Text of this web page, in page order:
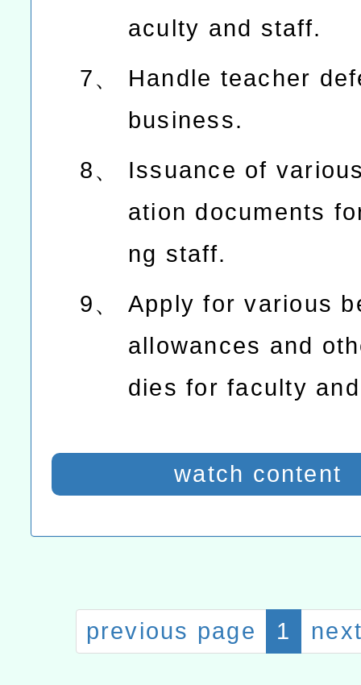
aculty and staff.
7、
Handle teacher
business.
8、
Issuance of
ation documents
ng staff.
9、
Apply for various
allowances and
dies for faculty
watch content
previous page 1